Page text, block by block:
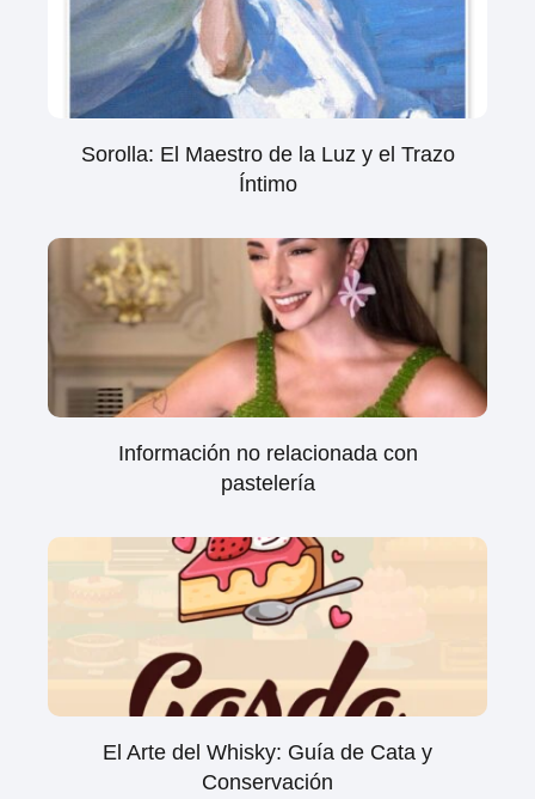
Sorolla: El Maestro de la Luz y el Trazo
Íntimo
Información no relacionada con
pastelería
El Arte del Whisky: Guía de Cata y
Conservación